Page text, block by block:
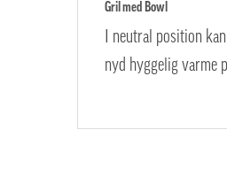
Gril med Bowl
I neutral position
nyd hyggelig varme